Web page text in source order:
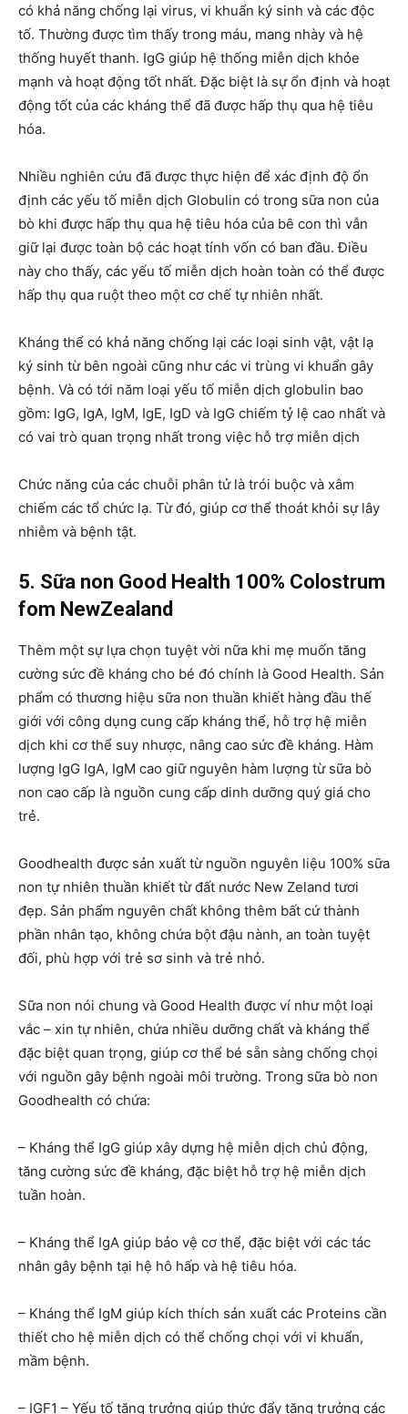
có khả năng chống lại virus, vi khuẩn ký sinh và các độc
tố. Thường được tìm thấy trong máu, mang nhày và hệ
thống huyết thanh. IgG giúp hệ thống miễn dịch khỏe
mạnh và hoạt động tốt nhất. Đặc biệt là sự ổn định và hoạt
động tốt của các kháng thể đã được hấp thụ qua hệ tiêu
hóa.
Nhiều nghiên cứu đã được thực hiện để xác định độ ổn
định các yếu tố miễn dịch Globulin có trong sữa non của
bò khi được hấp thụ qua hệ tiêu hóa của bê con thì vẫn
giữ lại được toàn bộ các hoạt tính vốn có ban đầu. Điều
này cho thấy, các yếu tố miễn dịch hoàn toàn có thể được
hấp thụ qua ruột theo một cơ chế tự nhiên nhất.
Kháng thể có khả năng chống lại các loại sinh vật, vật lạ
ký sinh từ bên ngoài cũng như các vi trùng vi khuẩn gây
bệnh. Và có tới năm loại yếu tố miễn dịch globulin bao
gồm: IgG, IgA, IgM, IgE, IgD và IgG chiếm tỷ lệ cao nhất và
có vai trò quan trọng nhất trong việc hỗ trợ miễn dịch
Chức năng của các chuỗi phân tử là trói buộc và xâm
chiếm các tổ chức lạ. Từ đó, giúp cơ thể thoát khỏi sự lây
nhiễm và bệnh tật.
5. Sữa non Good Health 100% Colostrum
fom NewZealand
Thêm một sự lựa chọn tuyệt vời nữa khi mẹ muốn tăng
cường sức đề kháng cho bé đó chính là Good Health. Sản
phẩm có thương hiệu sữa non thuần khiết hàng đầu thế
giới với công dụng cung cấp kháng thể, hỗ trợ hệ miễn
dịch khi cơ thể suy nhược, nâng cao sức đề kháng. Hàm
lượng IgG IgA, IgM cao giữ nguyên hàm lượng từ sữa bò
non cao cấp là nguồn cung cấp dinh dưỡng quý giá cho
trẻ.
Goodhealth được sản xuất từ nguồn nguyên liệu 100% sữa
non tự nhiên thuần khiết từ đất nước New Zeland tươi
đẹp. Sản phẩm nguyên chất không thêm bất cứ thành
phần nhân tạo, không chứa bột đậu nành, an toàn tuyệt
đối, phù hợp với trẻ sơ sinh và trẻ nhỏ.
Sữa non nói chung và Good Health được ví như một loại
vắc – xin tự nhiên, chứa nhiều dưỡng chất và kháng thể
đặc biệt quan trọng, giúp cơ thể bé sẵn sàng chống chọi
với nguồn gây bệnh ngoài môi trường. Trong sữa bò non
Goodhealth có chứa:
– Kháng thể IgG giúp xây dựng hệ miễn dịch chủ động,
tăng cường sức đề kháng, đặc biệt hỗ trợ hệ miễn dịch
tuần hoàn.
– Kháng thể IgA giúp bảo vệ cơ thể, đặc biệt với các tác
nhân gây bệnh tại hệ hô hấp và hệ tiêu hóa.
– Kháng thể IgM giúp kích thích sản xuất các Proteins cần
thiết cho hệ miễn dịch có thể chống chọi với vi khuẩn,
mầm bệnh.
– IGF1 – Yếu tố tăng trưởng giúp thức đẩy tăng trưởng các